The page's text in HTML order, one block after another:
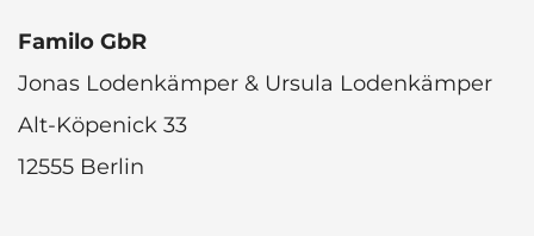
Familo GbR
Jonas Lodenkämper & Ursula Lodenkämper
Alt-Köpenick 33
12555 Berlin